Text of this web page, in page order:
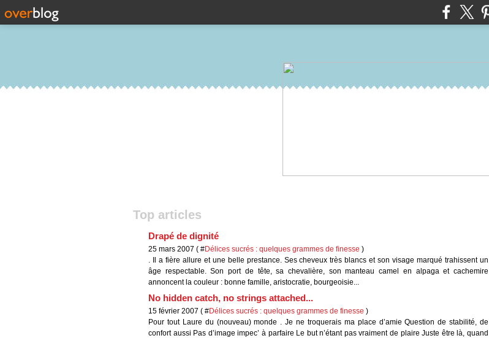
Top articles
Drapé de dignité
25 mars 2007 ( #Délices sucrés : quelques grammes de finesse )
. Il a fière allure et une belle prestance. Ses cheveux très blancs et son visage marqué trahissent un
âge respectable. Son port de tête, sa chevalière, son manteau camel en alpaga et cachemire
annoncent la couleur : bonne famille, aristocratie, bourgeoisie...
No hidden catch, no strings attached...
15 février 2007 ( #Délices sucrés : quelques grammes de finesse )
Pour tout Laure du (nouveau) monde . Je ne troquerais ma place d’amie Question de stabilité, de
confort aussi Pas d’image impec’ à parfaire Le but n’étant pas vraiment de plaire Juste être là, quand